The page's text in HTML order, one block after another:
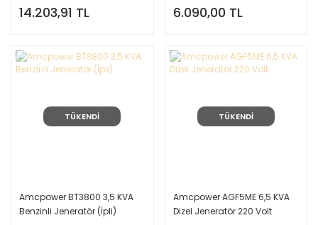
14.203,91 TL 6.090,00 TL
TÜKENDİ
Amcpower BT3800 3,5 KVA
Benzinli Jeneratör (İpli)
TÜKENDİ
Amcpower AGF5ME 6,5 KVA
Dizel Jeneratör 220 Volt